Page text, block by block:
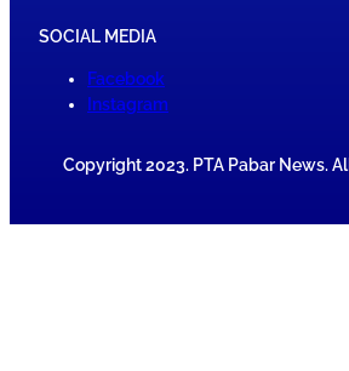
SOCIAL MEDIA
Facebook
Instagram
Copyright 2023. PTA Pabar News.